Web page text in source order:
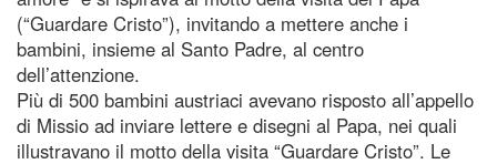
(“Guardare Cristo”), invitando a mettere anche i
bambini, insieme al Santo Padre, al centro
dell’attenzione.
Più di 500 bambini austriaci avevano risposto all’appello
di Missio ad inviare lettere e disegni al Papa, nei quali
illustravano il motto della visita “Guardare Cristo”. Le